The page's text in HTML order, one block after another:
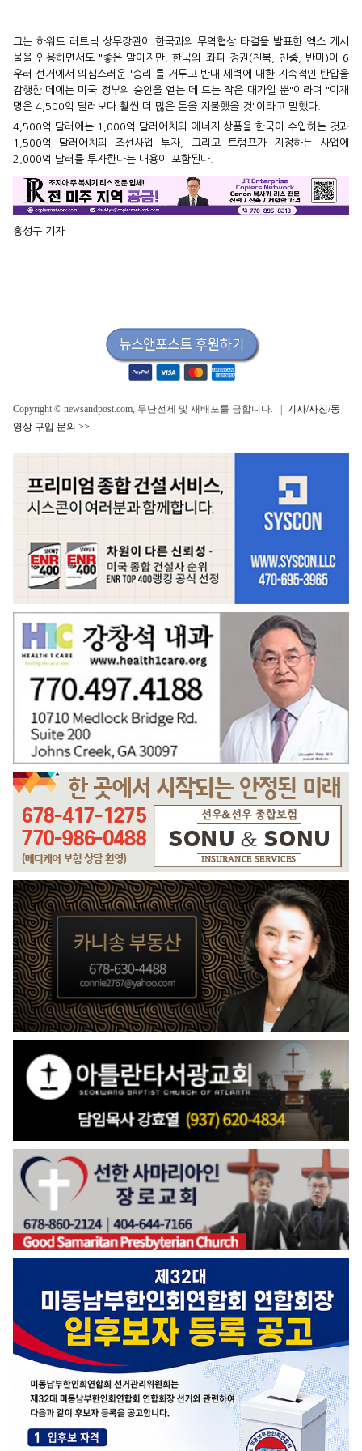
그는 하워드 러트닉 상무장관이 한국과의 무역협상 타결을 발표한 엑스 게시
물을 인용하면서도 "좋은 말이지만, 한국의 좌파 정권(친북, 친중, 반미)이 6
우러 선거에서 의심스러운 '승리'를 거두고 반대 세력에 대한 지속적인 탄압을
감행한 데에는 미국 정부의 승인을 얻는 데 드는 작은 대가일 뿐"이라며 "이재
명은 4,500억 달러보다 훨씬 더 많은 돈을 지불했을 것"이라고 말했다.
4,500억 달러에는 1,000억 달러어치의 에너지 상품을 한국이 수입하는 것과
1,500억 달러어치의 조선사업 투자, 그리고 트럼프가 지정하는 사업에
2,000억 달러를 투자한다는 내용이 포함된다.
홍성구 기자
Copyright © newsandpost.com, 무단전제 및 재배포를 금합니다. | 기사/사진/동
영상 구입 문의 >>